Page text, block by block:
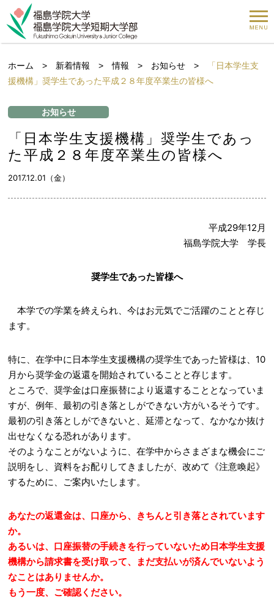
ホーム > 新着情報 >情報 > お知らせ >
「日本学生支
援機構」奨学生であった平成２８年度卒業生の皆様へ
お知らせ
「日本学生支援機構」奨学生であっ
た平成２８年度卒業生の皆様へ
2017.12.01（金）
平成29年12月
福島学院大学 学長
奨学生であった皆様へ
本学での学業を終えられ、今はお元気でご活躍のことと存じ
ます。
特に、在学中に日本学生支援機構の奨学生であった皆様は、10
月から奨学金の返還を開始されていることと存じます。
ところで、奨学金は口座振替により返還することとなっていま
すが、例年、最初の引き落としができない方がいるそうです。
最初の引き落としができないと、延滞となって、なかなか抜け
出せなくなる恐れがあります。
そのようなことがないように、在学中からさまざまな機会にご
説明をし、資料をお配りしてきましたが、改めて《注意喚起》
するために、ご案内いたします。
あなたの返還金は、口座から、きちんと引き落とされています
か。
あるいは、口座振替の手続きを行っていないため日本学生支援
機構から請求書を受け取って、まだ支払いが済んでいないよう
なことはありませんか。
もう一度、ご確認ください。